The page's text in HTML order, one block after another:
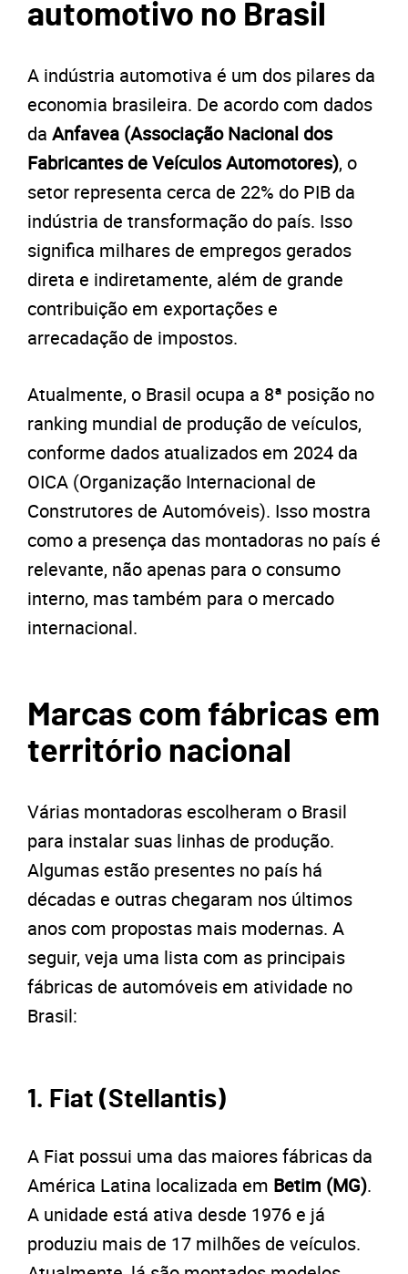
automotivo no Brasil
A indústria automotiva é um dos pilares da
economia brasileira. De acordo com dados
da Anfavea (Associação Nacional dos
Fabricantes de Veículos Automotores), o
setor representa cerca de 22% do PIB da
indústria de transformação do país. Isso
significa milhares de empregos gerados
direta e indiretamente, além de grande
contribuição em exportações e
arrecadação de impostos.
Atualmente, o Brasil ocupa a 8ª posição no
ranking mundial de produção de veículos,
conforme dados atualizados em 2024 da
OICA (Organização Internacional de
Construtores de Automóveis). Isso mostra
como a presença das montadoras no país é
relevante, não apenas para o consumo
interno, mas também para o mercado
internacional.
Marcas com fábricas em
território nacional
Várias montadoras escolheram o Brasil
para instalar suas linhas de produção.
Algumas estão presentes no país há
décadas e outras chegaram nos últimos
anos com propostas mais modernas. A
seguir, veja uma lista com as principais
fábricas de automóveis em atividade no
Brasil:
1. Fiat (Stellantis)
A Fiat possui uma das maiores fábricas da
América Latina localizada em Betim (MG).
A unidade está ativa desde 1976 e já
produziu mais de 17 milhões de veículos.